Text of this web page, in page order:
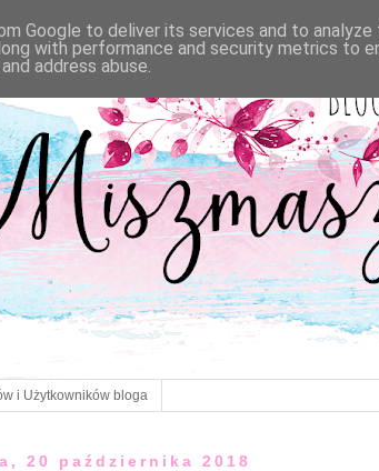
i Użytkowników bloga
20 października 2018
Google to deliver its services and to analyze
with performance and security metrics to
address abuse.